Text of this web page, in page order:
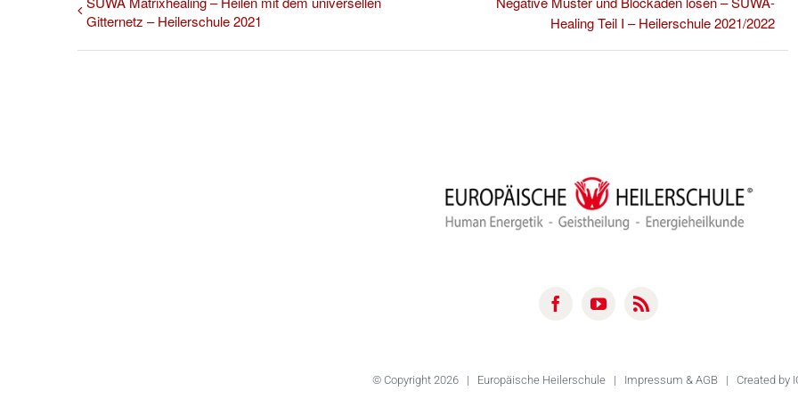
Gitternetz – Heilerschule 2021
Healing Teil I – Heilerschule 2021/2022
© Copyright 2026 | Europäische Heilerschule | Impressum & AGB | Created by